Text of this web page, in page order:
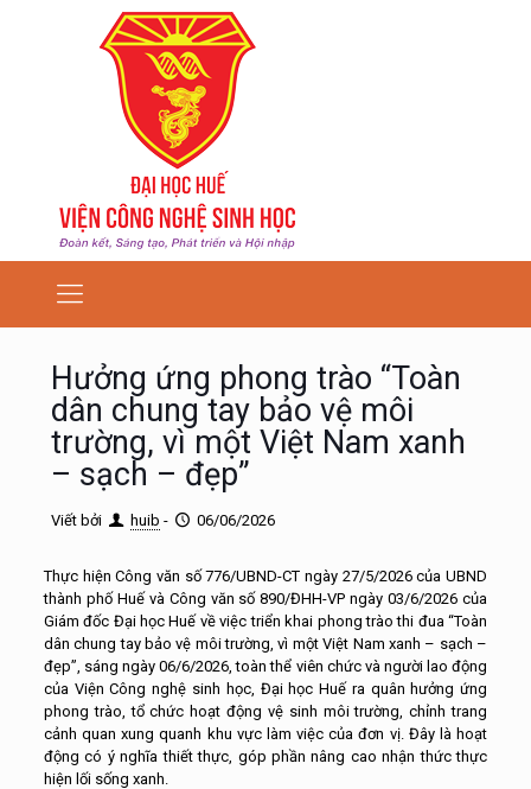
Hưởng ứng phong trào “Toàn
dân chung tay bảo vệ môi
trường, vì một Việt Nam xanh
– sạch – đẹp”
Viết bởi huib - 06/06/2026
Thực hiện Công văn số 776/UBND-CT ngày 27/5/2026 của UBND
thành phố Huế và Công văn số 890/ĐHH-VP ngày 03/6/2026 của
Giám đốc Đại học Huế về việc triển khai phong trào thi đua “Toàn
dân chung tay bảo vệ môi trường, vì một Việt Nam xanh – sạch –
đẹp”, sáng ngày 06/6/2026, toàn thể viên chức và người lao động
của Viện Công nghệ sinh học, Đại học Huế ra quân hưởng ứng
phong trào, tổ chức hoạt động vệ sinh môi trường, chỉnh trang
cảnh quan xung quanh khu vực làm việc của đơn vị. Đây là hoạt
động có ý nghĩa thiết thực, góp phần nâng cao nhận thức thực
hiện lối sống xanh.